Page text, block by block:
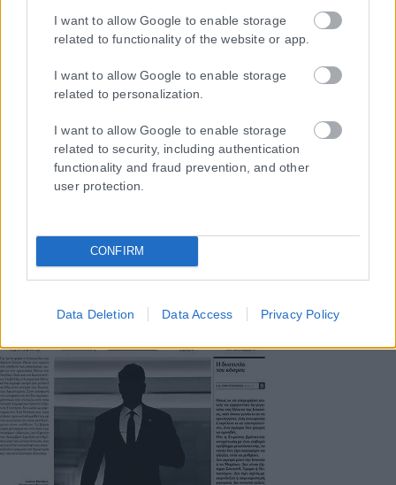
I want to allow Google to enable storage
related to functionality of the website or app.
I want to allow Google to enable storage
related to personalization.
I want to allow Google to enable storage
related to security, including authentication
functionality and fraud prevention, and other
user protection.
CONFIRM
Data Deletion Data Access Privacy Policy
συμμορφώνονται με τη Σύσταση (ΕΕ) 2018/334 της Επιτροπής της
1ης Μαρτίου 2018 σχετικά με τα μέτρα για την αποτελεσματική
αντιμετώπιση του παράνομου περιεχομένου στο διαδίκτυο (L 63).
Μοναδικός αριθμός Μ.Η.Τ. 262048
ΤΑ ΠΡΩΤΟΣΕΛΙΔΑ ΣΗΜΕΡΑ